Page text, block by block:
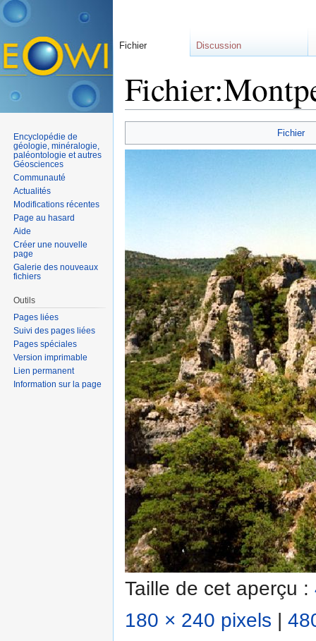
Fichier
Taille de cet aperçu :
180 × 240 pixels |
Fichier Discussion
Encyclopédie de
géologie, minéralogie,
paléontologie et autres
Géosciences
Communauté
Actualités
Modifications récentes
Page au hasard
Aide
Créer une nouvelle
page
Galerie des nouveaux
fichiers
Outils
Pages liées
Suivi des pages liées
Pages spéciales
Version imprimable
Lien permanent
Information sur la page